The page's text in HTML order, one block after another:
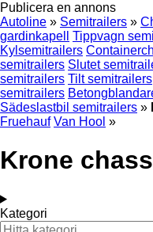
Publicera en annons
Autoline » Semitrailers »
gardinkapell
Tippvagn
Kylsemitrailers
semitrailers Slutet
semitrailers Tilt semitrailers
semitrailers
Sädeslastbil semitrailers »
Fruehauf Van Hool »
Krone
Kategori